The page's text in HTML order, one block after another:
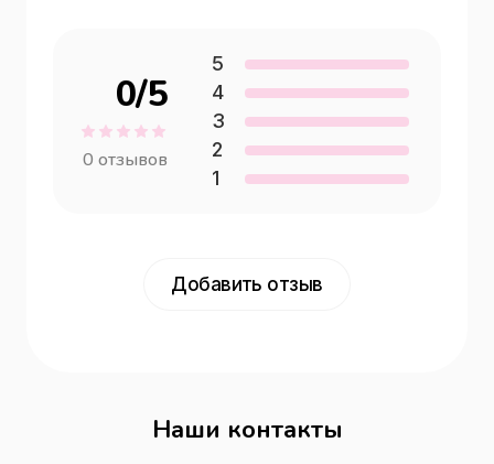
0/5
0 отзывов
5
4
3
2
1
Добавить отзыв
Наши контакты